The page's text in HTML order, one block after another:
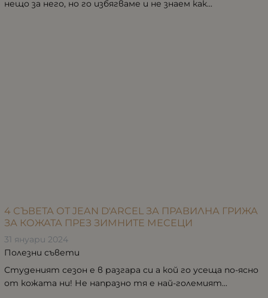
нещо за него, но го избягваме и не знаем как...
4 СЪВЕТА ОТ JEAN D'ARCEL ЗА ПРАВИЛНА ГРИЖА
ЗА КОЖАТА ПРЕЗ ЗИМНИТЕ МЕСЕЦИ
31 януари 2024
Полезни съвети
Студеният сезон е в разгара си а кой го усеща по-ясно
от кожата ни! Не напразно тя е най-големият...